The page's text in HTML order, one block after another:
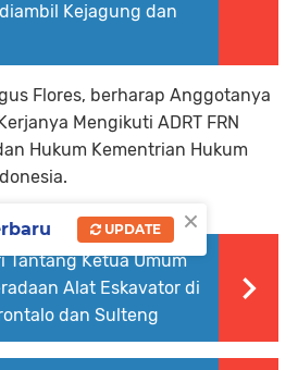
Kejagung dan
Flores, berharap Anggotanya
Mengikuti ADRT FRN
Hukum Kementrian Hukum
Tantang Ketua Umum
Alat Eskavator di
dan Sulteng
×
UPDATE